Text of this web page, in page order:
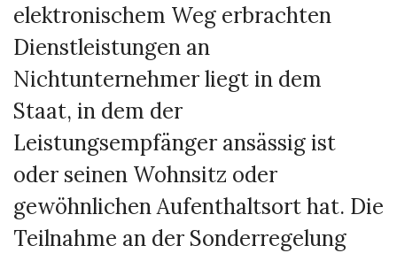
elektronischem Weg erbrachten
Dienstleistungen an
Nichtunternehmer liegt in dem
Staat, in dem der
Leistungsempfänger ansässig ist
oder seinen Wohnsitz oder
gewöhnlichen Aufenthaltsort hat. Die
Teilnahme an der Sonderregelung